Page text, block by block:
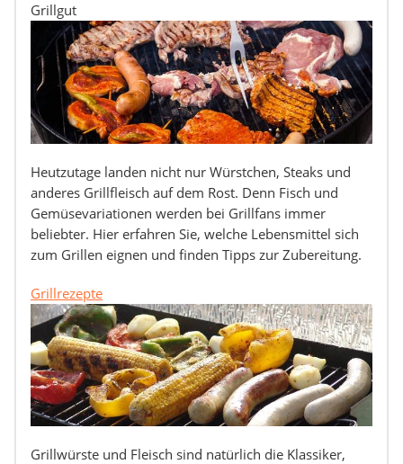
Grillgut
Heutzutage landen nicht nur Würstchen, Steaks und
anderes Grillfleisch auf dem Rost. Denn Fisch und
Gemüsevariationen werden bei Grillfans immer
beliebter. Hier erfahren Sie, welche Lebensmittel sich
zum Grillen eignen und finden Tipps zur Zubereitung.
Grillrezepte
Grillwürste und Fleisch sind natürlich die Klassiker,